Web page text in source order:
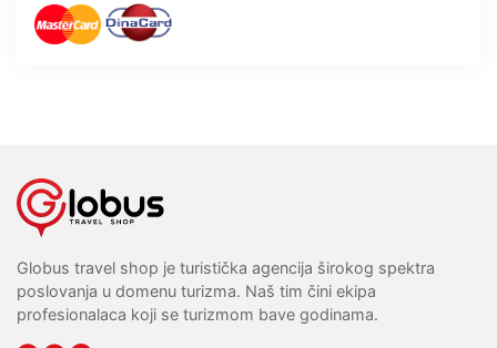
Globus travel shop je turistička agencija širokog spektra
poslovanja u domenu turizma. Naš tim čini ekipa
profesionalaca koji se turizmom bave godinama.